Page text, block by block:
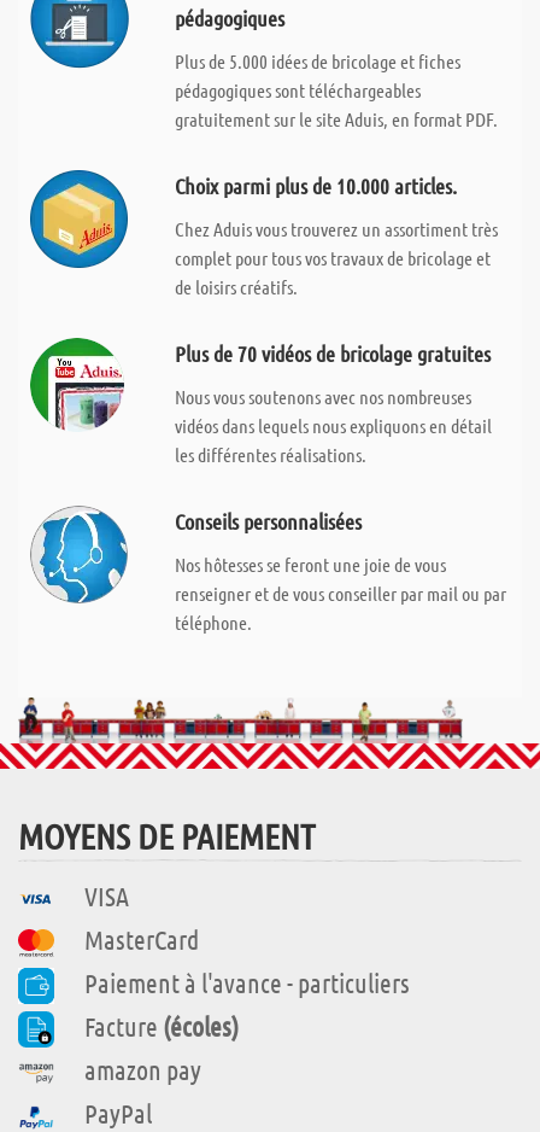
pédagogiques
Plus de 5.000 idées de bricolage et fiches
pédagogiques sont téléchargeables
gratuitement sur le site Aduis, en format PDF.
Choix parmi plus de 10.000 articles.
Chez Aduis vous trouverez un assortiment très
complet pour tous vos travaux de bricolage et
de loisirs créatifs.
Plus de 70 vidéos de bricolage gratuites
Nous vous soutenons avec nos nombreuses
vidéos dans lequels nous expliquons en détail
les différentes réalisations.
Conseils personnalisées
Nos hôtesses se feront une joie de vous
renseigner et de vous conseiller par mail ou par
téléphone.
MOYENS DE PAIEMENT
VISA
MasterCard
Paiement à l'avance - particuliers
Facture (écoles)
amazon pay
PayPal